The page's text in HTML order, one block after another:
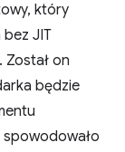
który
bez JIT
on
będzie
spowodowało